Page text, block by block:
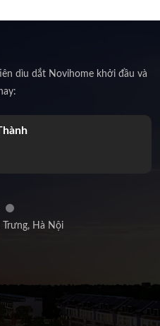
dìu dắt Novihome khởi đầu và
Hà Nội